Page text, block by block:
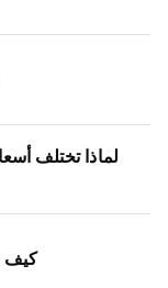
لماذا تختلف
كيف